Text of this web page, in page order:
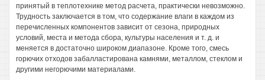
принятый в теплотехнике метод расчета, практически невозможно.
Трудность заключается в том, что содержание влаги в каждом из
перечисленных компонентов зависит от сезона, природных
условий, места и метода сбора, культуры населения и т. д. и
меняется в достаточно широком диапазоне. Кроме того, смесь
горючих отходов забалластирована камнями, металлом, стеклом и
другими негорючими материалами.